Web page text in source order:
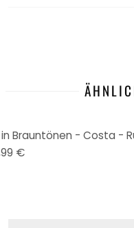
Brauntönen - Costa -
€